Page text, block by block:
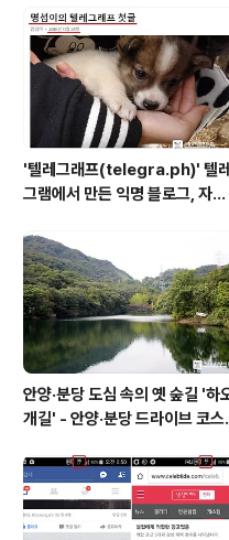
화까지 무료로 제공하기로 하여 타 통
웠던 부분이 해소되기도 했다. 이에
는 VIP팩을 제공하고, 많은 분들이 찾
까지..
'텔레그래프(telegra.ph)' 텔레
그램에서 만든 익명 블로그, 자유
안양·분당 도심 속의 옛 숲길 '하
개길' - 안양·분당 드라이브 코스